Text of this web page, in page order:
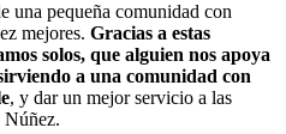
una pequeña comunidad con
mejores. Gracias a estas
solos, que alguien nos apoya
a una comunidad con
, y dar un mejor servicio a las
Núñez.